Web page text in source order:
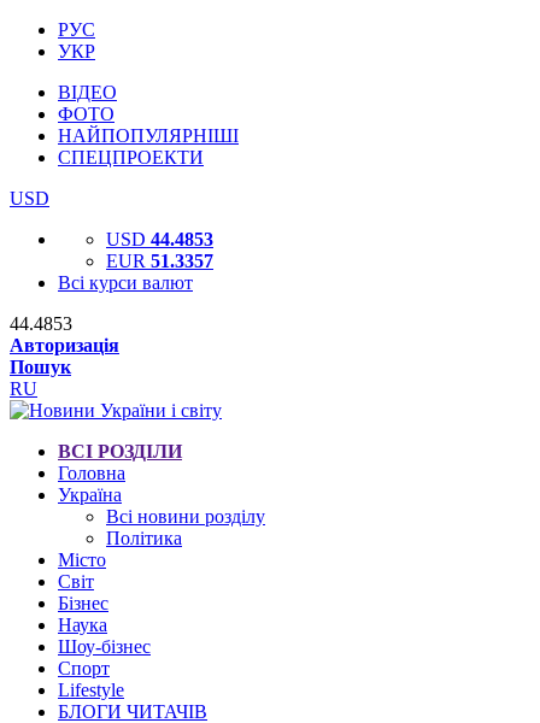
РУС
УКР
ВІДЕО
ФОТО
НАЙПОПУЛЯРНІШІ
СПЕЦПРОЕКТИ
USD
USD 44.4853
EUR 51.3357
Всі курси валют
44.4853
Авторизація
Пошук
RU
ВСІ РОЗДІЛИ
Головна
Україна
Всі новини розділу
Політика
Місто
Світ
Бізнес
Наука
Шоу-бізнес
Спорт
Lifestyle
БЛОГИ ЧИТАЧІВ